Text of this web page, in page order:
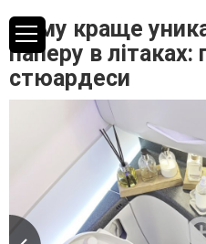
Чому краще
паперу в літаках:
стюардеси